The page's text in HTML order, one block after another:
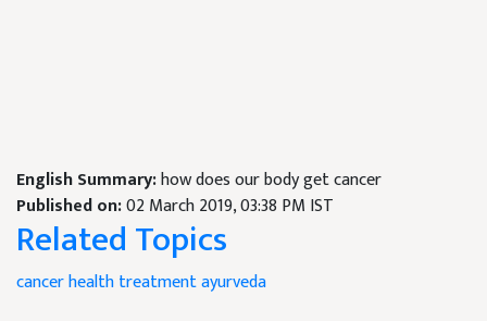
English Summary:how does our body get cancer
Published on:02 March 2019, 03:38 PM IST
Related Topics
cancerhealthtreatmentayurveda